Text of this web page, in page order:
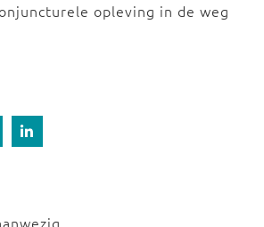
opleving in de weg